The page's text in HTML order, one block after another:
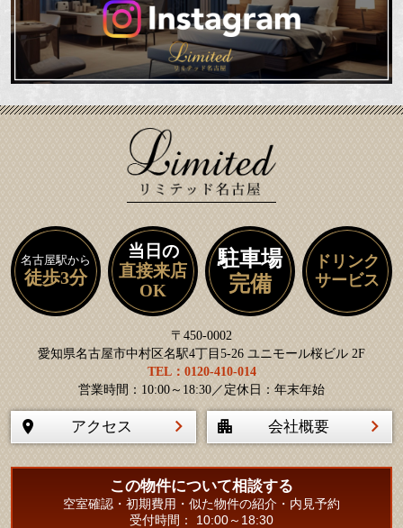
名古屋駅から
徒歩3分
当日の
直接来店
OK
駐車場
完備
ドリンク
サービス
〒450-0002
愛知県名古屋市中村区名駅4丁目5-26 ユニモール桜ビル 2F
TEL：0120-410-014
営業時間：10:00～18:30／定休日：年末年始
アクセス 会社概要
この物件について相談する
空室確認・初期費用・似た物件の紹介・内見予約
受付時間： 10:00～18:30